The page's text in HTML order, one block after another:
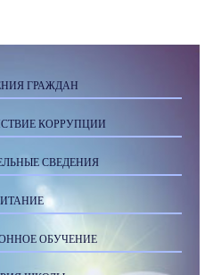
ГРАЖДАН
КОРРУПЦИИ
СВЕДЕНИЯ
ОБУЧЕНИЕ